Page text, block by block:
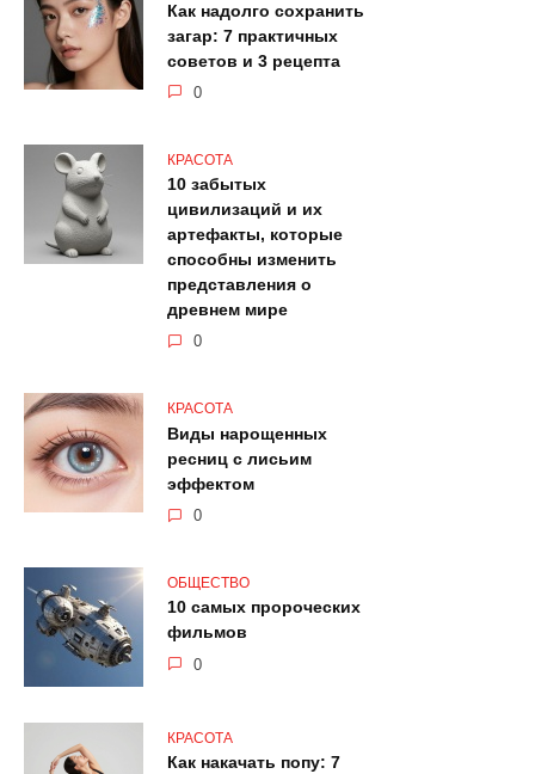
Как надолго сохранить
загар: 7 практичных
советов и 3 рецепта
0
КРАСОТА
10 забытых
цивилизаций и их
артефакты, которые
способны изменить
представления о
древнем мире
0
КРАСОТА
Виды нарощенных
ресниц с лисьим
эффектом
0
ОБЩЕСТВО
10 самых пророческих
фильмов
0
КРАСОТА
Как накачать попу: 7